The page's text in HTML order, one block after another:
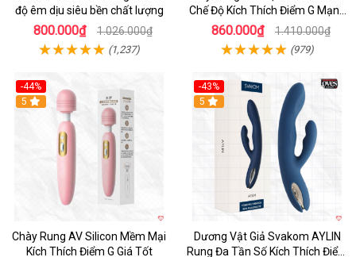
độ êm dịu siêu bền chất lượng
800.000₫ 1.026.000₫
(1,237)
Chế Độ Kích Thích Điểm G Mạnh
Mẽ
860.000₫ 1.410.000₫
(979)
-44%
Hot
5
Chày Rung AV Silicon Mềm Mại
Kích Thích Điểm G Giá Tốt
-43%
Hot
5
Dương Vật Giả Svakom AYLIN
Rung Đa Tần Số Kích Thích Điểm